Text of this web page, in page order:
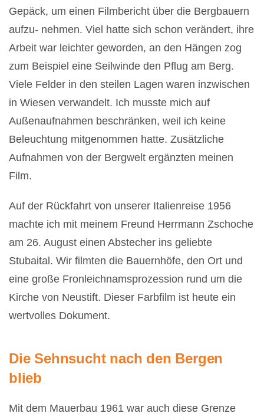
Gepäck, um einen Filmbericht über die Bergbauern
aufzu- nehmen. Viel hatte sich schon verändert, ihre
Arbeit war leichter geworden, an den Hängen zog
zum Beispiel eine Seilwinde den Pflug am Berg.
Viele Felder in den steilen Lagen waren inzwischen
in Wiesen verwandelt. Ich musste mich auf
Außenaufnahmen beschränken, weil ich keine
Beleuchtung mitgenommen hatte. Zusätzliche
Aufnahmen von der Bergwelt ergänzten meinen
Film.
Auf der Rückfahrt von unserer Italienreise 1956
machte ich mit meinem Freund Herrmann Zschoche
am 26. August einen Abstecher ins geliebte
Stubaital. Wir filmten die Bauernhöfe, den Ort und
eine große Fronleichnamsprozession rund um die
Kirche von Neustift. Dieser Farbfilm ist heute ein
wertvolles Dokument.
Die Sehnsucht nach den Bergen
blieb
Mit dem Mauerbau 1961 war auch diese Grenze